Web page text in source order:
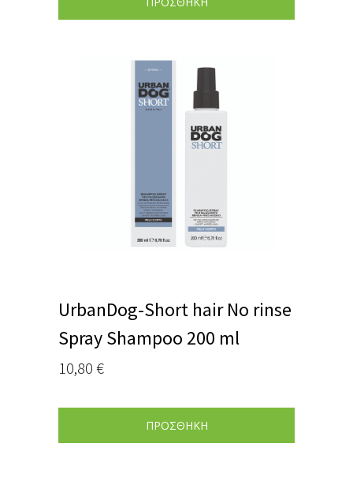
UrbanDog-Short hair No rinse
Spray Shampoo 200 ml
10,80 €
ΠΡΟΣΘΗΚΗ